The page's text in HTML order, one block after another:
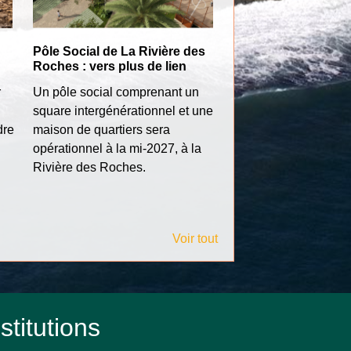
Pôle Social de La Rivière des
Roches : vers plus de lien
Un pôle social comprenant un
square intergénérationnel et une
maison de quartiers sera
opérationnel à la mi-2027, à la
Rivière des Roches.
Bourses d'aide et
La Ville de Bras-
renouvelle son
Voir tout